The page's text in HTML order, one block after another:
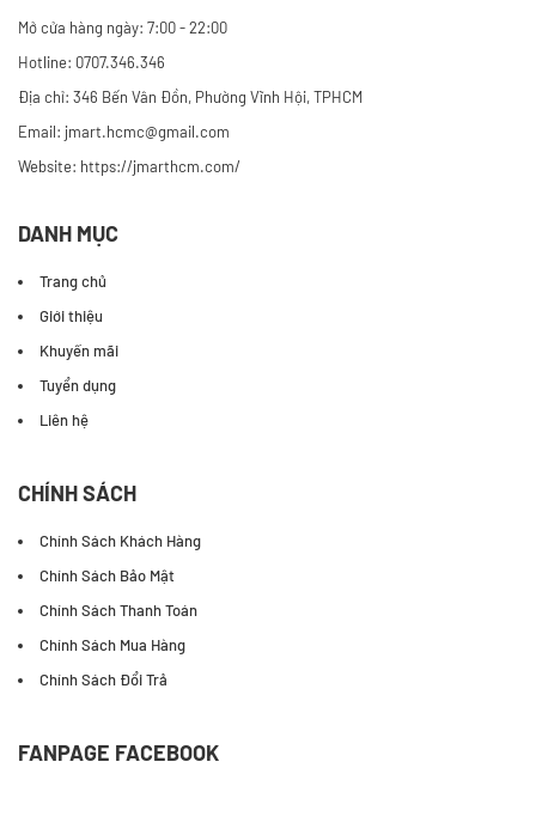
Mở cửa hàng ngày: 7:00 - 22:00
Hotline: 0707.346.346
Địa chỉ: 346 Bến Vân Đồn, Phường Vĩnh Hội, TPHCM
Email: jmart.hcmc@gmail.com
Website: https://jmarthcm.com/
DANH MỤC
Trang chủ
Giới thiệu
Khuyến mãi
Tuyển dụng
Liên hệ
CHÍNH SÁCH
Chính Sách Khách Hàng
Chính Sách Bảo Mật
Chính Sách Thanh Toán
Chính Sách Mua Hàng
Chính Sách Đổi Trả
FANPAGE FACEBOOK